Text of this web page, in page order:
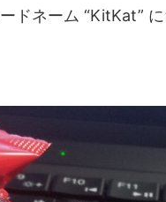
ネーム “KitKat” に